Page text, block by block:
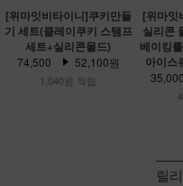
[위마잇비타이니]쿠키만들
기 세트(클레이쿠키 스탬프
세트+실리콘몰드)
74,500 52,100원
1,040원 적립
[위마잇
실리콘
베이킹
아이스
35,000
릴